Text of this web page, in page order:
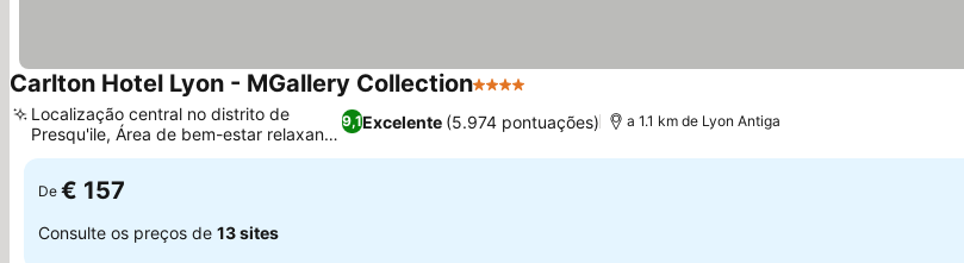
Carlton Hotel Lyon - MGallery Collection4 Estrelas
9,1Excelente (5.974 pontuações)
Localização central no distrito de
Presqu'ile, Área de bem-estar relaxante
e hammam
a 1.1 km de Lyon Antiga
De € 157
Consulte os preços de 13 sites